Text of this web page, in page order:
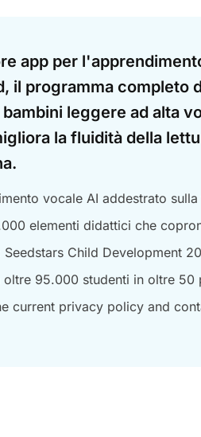
app per
il programma completo
leggere ad alta
la fluidità della
vocale AI addestrato
elementi didattici che
Seedstars Child Development
oltre 95.000 studenti in oltre 50
current privacy policy and